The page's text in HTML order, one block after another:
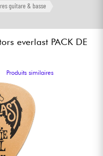
guitare & basse
everlast PACK DE
Produits similaires